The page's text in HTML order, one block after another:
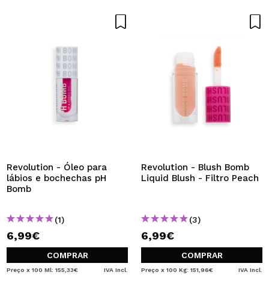
Revolution - Óleo para
lábios e bochechas pH
Bomb
(1)
6,99€
COMPRAR
Preço x 100 Ml: 155,33€ IVA Incl.
Revolution - Blush Bomb
Liquid Blush - Filtro Peach
(3)
6,99€
COMPRAR
Preço x 100 Kg: 151,96€ IVA Incl.